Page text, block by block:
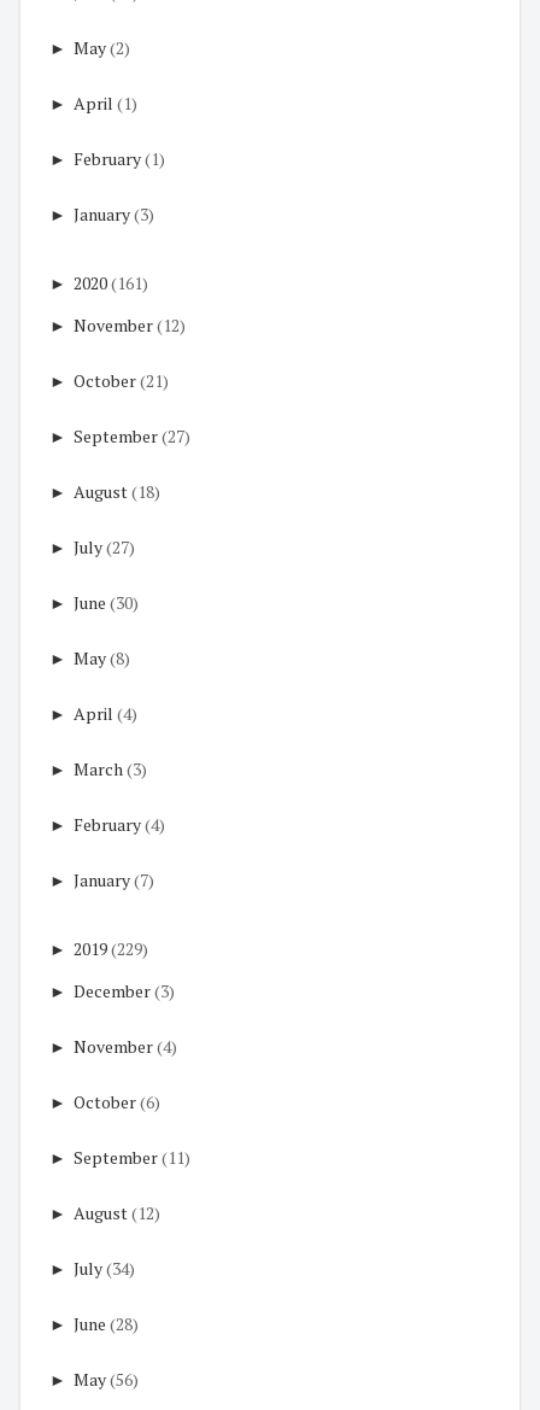
► May(2)
► April (1)
► February(1)
► January(3)
► 2020(161)
► November(12)
► October(21)
► September(27)
► August(18)
► July(27)
► June (30)
► May(8)
► April (4)
► March(3)
► February(4)
► January(7)
► 2019(229)
► December(3)
► November(4)
► October(6)
► September(11)
► August(12)
► July(34)
► June (28)
► May(56)